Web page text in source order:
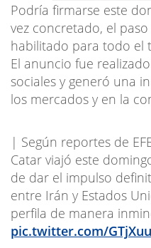
Podría firmarse este
vez concretado, el
habilitado para todo el
El anuncio fue
sociales y generó una
los mercados y en la
| Según reportes de
Catar viajó este
de dar el impulso
entre Irán y Estados
perfila de manera
pic.twitter.com/